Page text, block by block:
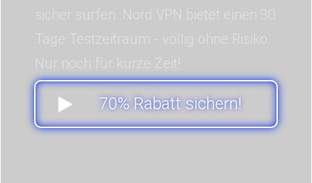
sicher surfen. Nord VPN bietet einen 30
Tage Testzeitraum - völlig ohne Risiko.
Nur noch für kurze Zeit!
70% Rabatt sichern!